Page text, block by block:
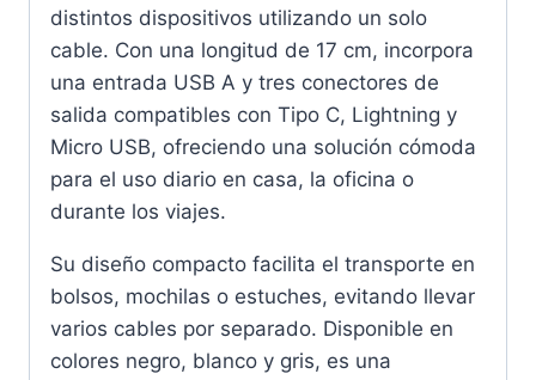
distintos dispositivos utilizando un solo
cable. Con una longitud de 17 cm, incorpora
una entrada USB A y tres conectores de
salida compatibles con Tipo C, Lightning y
Micro USB, ofreciendo una solución cómoda
para el uso diario en casa, la oficina o
durante los viajes.
Su diseño compacto facilita el transporte en
bolsos, mochilas o estuches, evitando llevar
varios cables por separado. Disponible en
colores negro, blanco y gris, es una